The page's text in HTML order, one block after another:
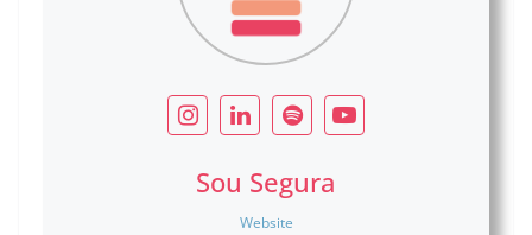
Sou Segura
Website